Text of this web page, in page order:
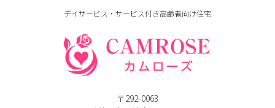
デイサービス・サービス付き高齢者向け住宅
〒292-0063